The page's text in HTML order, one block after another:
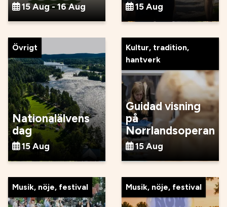
15 Aug - 16 Aug 15 Aug
Övrigt
Nationalälvens
dag
15 Aug
Kultur, tradition,
hantverk
Guidad visning
på
Norrlandsoperan
15 Aug
Musik, nöje, festival Musik, nöje, festival